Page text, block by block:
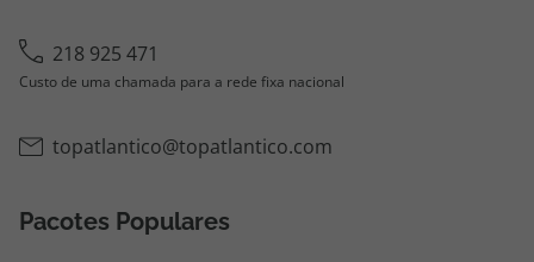
218 925 471
Custo de uma chamada para a rede fixa nacional
topatlantico@topatlantico.com
Pacotes Populares